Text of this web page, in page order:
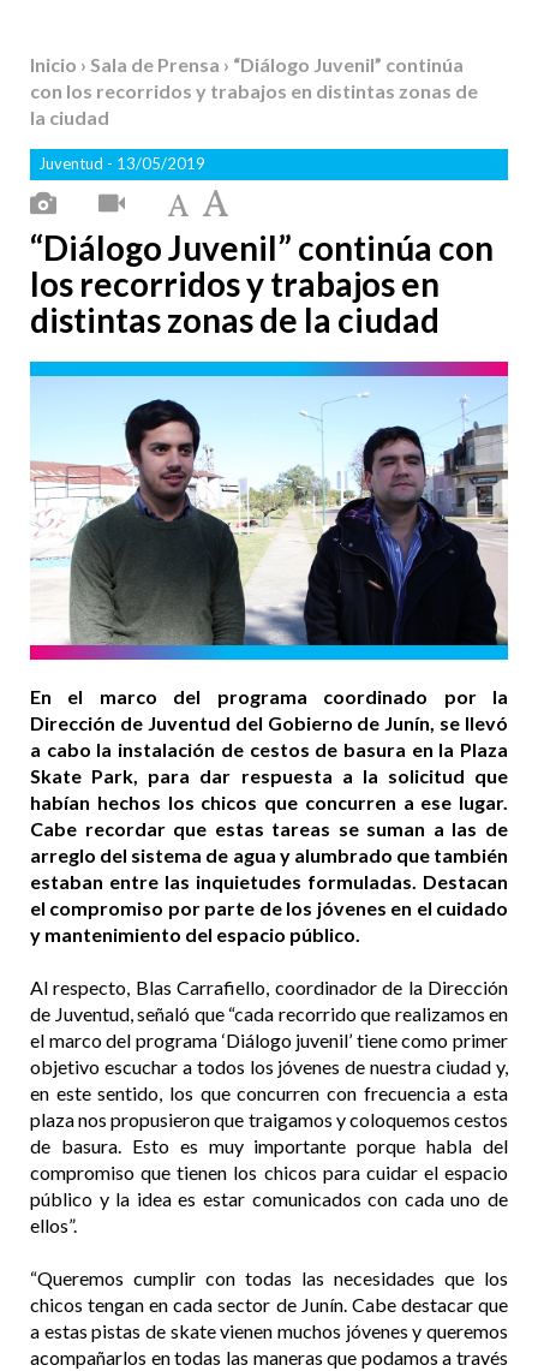
Inicio › Sala de Prensa › “Diálogo Juvenil” continúa
con los recorridos y trabajos en distintas zonas de
la ciudad
Juventud - 13/05/2019
“Diálogo Juvenil” continúa con
los recorridos y trabajos en
distintas zonas de la ciudad
En el marco del programa coordinado por la
Dirección de Juventud del Gobierno de Junín, se llevó
a cabo la instalación de cestos de basura en la Plaza
Skate Park, para dar respuesta a la solicitud que
habían hechos los chicos que concurren a ese lugar.
Cabe recordar que estas tareas se suman a las de
arreglo del sistema de agua y alumbrado que también
estaban entre las inquietudes formuladas. Destacan
el compromiso por parte de los jóvenes en el cuidado
y mantenimiento del espacio público.
Al respecto, Blas Carrafiello, coordinador de la Dirección
de Juventud, señaló que “cada recorrido que realizamos en
el marco del programa ‘Diálogo juvenil’ tiene como primer
objetivo escuchar a todos los jóvenes de nuestra ciudad y,
en este sentido, los que concurren con frecuencia a esta
plaza nos propusieron que traigamos y coloquemos cestos
de basura. Esto es muy importante porque habla del
compromiso que tienen los chicos para cuidar el espacio
público y la idea es estar comunicados con cada uno de
ellos”.
“Queremos cumplir con todas las necesidades que los
chicos tengan en cada sector de Junín. Cabe destacar que
a estas pistas de skate vienen muchos jóvenes y queremos
acompañarlos en todas las maneras que podamos a través